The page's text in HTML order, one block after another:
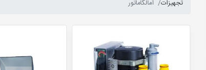
تجهیزات آمالگاماتور